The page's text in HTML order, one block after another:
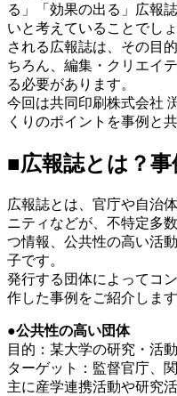
る」「効果の出る」広報
いと考えていることでし
される広報誌は、その目
ちろん、編集・クリエイ
る必要があります。
今回は共同印刷株式会社
くりのポイントを事例と
■広報誌とは？事
広報誌とは、官庁や自治
ニティなどが、不特定多
つ情報、公共性の高い活
子です。
発行する団体によってコ
作した事例をご紹介します
●公共性の高い団体
目的：某大学の研究・活
ターゲット：監督官庁、
主に産学連携活動や研究